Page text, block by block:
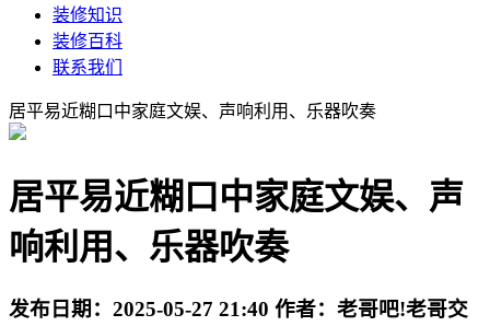
装修知识
装修百科
联系我们
居平易近糊口中家庭文娱、声响利用、乐器吹奏
居平易近糊口中家庭文娱、声
响利用、乐器吹奏
发布日期： 2025-05-27 21:40 作者： 老哥吧!老哥交